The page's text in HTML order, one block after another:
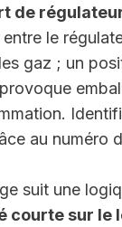
de
entre le
gaz ; un
au numéro
suit une
courte sur le